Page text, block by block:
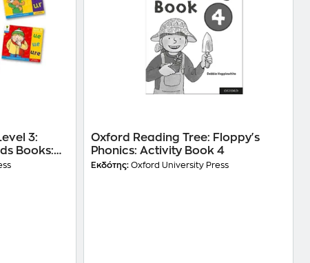
3:
Books:
Oxford Reading Tree: Floppy's
Phonics: Activity Book 4
Εκδότης:Oxford University Press